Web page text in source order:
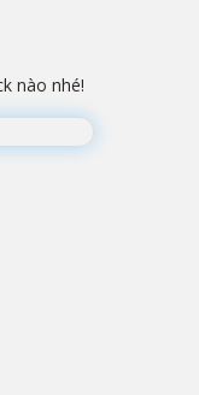
nào nhé!